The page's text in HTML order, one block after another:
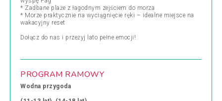
* Zadbane plaże z łagodnym zejściem do morza
* Morze praktycznie na wyciągnięcie ręki – idealne miejsce na
wakacyjny reset
Dołącz do nas i przeżyj lato pełne emocji!
PROGRAM RAMOWY
Wodna przygoda